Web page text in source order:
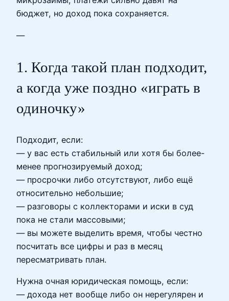
бюджет, но доход пока сохраняется.
—
1. Когда такой план подходит,
а когда уже поздно «играть в
одиночку»
Подходит, если:
— у вас есть стабильный или хотя бы более-
менее прогнозируемый доход;
— просрочки либо отсутствуют, либо ещё
относительно небольшие;
— разговоры с коллекторами и иски в суд
пока не стали массовыми;
— вы можете выделить время, чтобы честно
посчитать все цифры и раз в месяц
пересматривать план.
Нужна очная юридическая помощь, если:
— дохода нет вообще либо он нерегулярен и